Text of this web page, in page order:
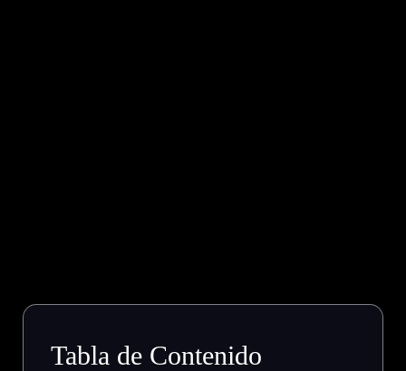
Tabla de Contenido